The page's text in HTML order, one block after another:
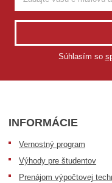
Súhlasím so
INFORMÁCIE
Vernostný program
Výhody pre študentov
Prenájom výpočtovej